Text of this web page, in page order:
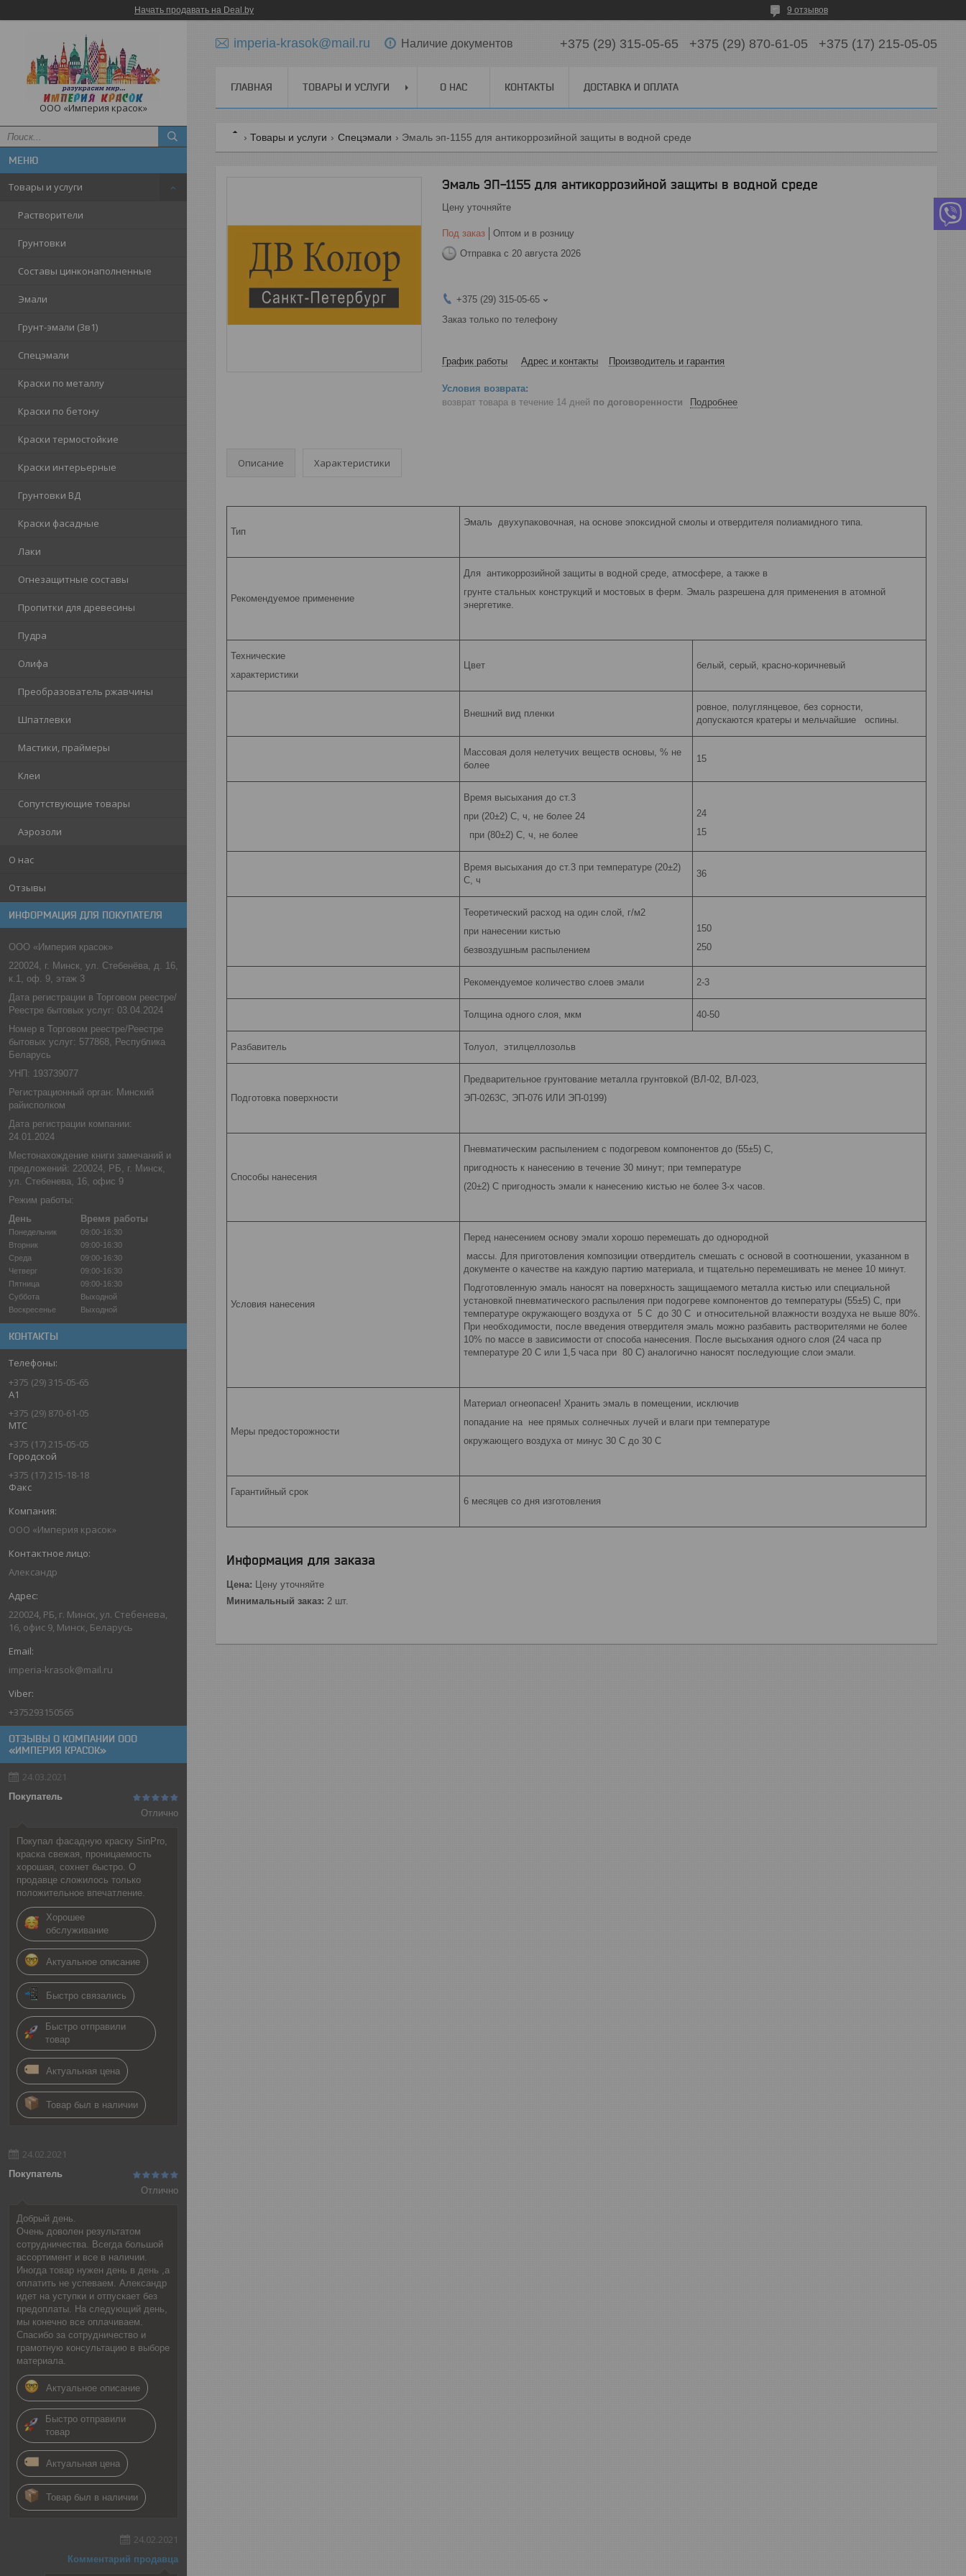
Начать продавать на Deal.by 9 отзывов
ООО «Империя красок»
Товары и услуги
Растворители
Грунтовки
Составы цинконаполненные
Эмали
Грунт-эмали (3в1)
Спецэмали
Краски по металлу
Краски по бетону
Краски термостойкие
Краски интерьерные
Грунтовки ВД
Краски фасадные
Лаки
Огнезащитные составы
Пропитки для древесины
Пудра
Олифа
Преобразователь ржавчины
Шпатлевки
Мастики, праймеры
Клеи
Сопутствующие товары
Аэрозоли
О нас
Отзывы
ИНФОРМАЦИЯ ДЛЯ ПОКУПАТЕЛЯ
ООО «Империя красок»
220024, г. Минск, ул. Стебенёва, д. 16,
к.1, оф. 9, этаж 3
Дата регистрации в Торговом реестре/
Реестре бытовых услуг: 03.04.2024
Номер в Торговом реестре/Реестре
бытовых услуг: 577868, Республика
Беларусь
УНП: 193739077
Регистрационный орган: Минский
райисполком
Дата регистрации компании:
24.01.2024
Местонахождение книги замечаний и
предложений: 220024, РБ, г. Минск,
ул. Стебенева, 16, офис 9
Режим работы:
День
Время работы
Понедельник
09:00-16:30
Вторник
09:00-16:30
Среда
09:00-16:30
Четверг
09:00-16:30
Пятница
09:00-16:30
Суббота
Выходной
Воскресенье
Выходной
КОНТАКТЫ
+375 (29) 315-05-65
А1
+375 (29) 870-61-05
МТС
+375 (17) 215-05-05
Городской
+375 (17) 215-18-18
Факс
ООО «Империя красок»
Александр
220024, РБ, г. Минск, ул. Стебенева,
16, офис 9, Минск, Беларусь
imperia-krasok@mail.ru
+375293150565
ОТЗЫВЫ О КОМПАНИИ ООО
«ИМПЕРИЯ КРАСОК»
24.03.2021
Покупатель
Отлично
Покупал фасадную краску SinPro,
краска свежая, проницаемость
хорошая, сохнет быстро. О
продавце сложилось только
положительное впечатление.
Хорошее
обслуживание
Актуальное описание
Быстро связались
Быстро отправили
товар
Актуальная цена
Товар был в наличии
24.02.2021
Покупатель
Отлично
Добрый день.
Очень доволен результатом
сотрудничества. Всегда большой
ассортимент и все в наличии.
Иногда товар нужен день в день ,а
оплатить не успеваем. Александр
идет на уступки и отпускает без
предоплаты. На следующий день,
мы конечно все оплачиваем.
Спасибо за сотрудничество и
грамотную консультацию в выборе
материала.
Актуальное описание
Быстро отправили
товар
Актуальная цена
Товар был в наличии
24.02.2021
Комментарий продавца
imperia-krasok@mail.ru Наличие документов +375 (29) 315-05-65 +375 (29) 870-61-05 +375 (17) 215-05-05
ГЛАВНАЯ ТОВАРЫ И УСЛУГИ О НАС КОНТАКТЫ ДОСТАВКА И ОПЛАТА
Товары и услуги Спецэмали Эмаль эп-1155 для антикоррозийной защиты в водной среде
Эмаль ЭП-1155 для антикоррозийной защиты в водной среде
Цену уточняйте
Под заказ
Оптом и в розницу
Отправка с 20 августа 2026
+375 (29) 315-05-65
Заказ только по телефону
График работы Адрес и контакты Производитель и гарантия
возврат товара в течение 14 дней по договоренности Подробнее
Описание Характеристики
Тип
Эмаль двухупаковочная, на основе эпоксидной смолы и отвердителя полиамидного типа.
Рекомендуемое применение
Для антикоррозийной защиты в водной среде, атмосфере, а также в
грунте стальных конструкций и мостовых в ферм. Эмаль разрешена для применения в атомной
энергетике.
Технические
характеристики
Цвет белый, серый, красно-коричневый
Внешний вид пленки
ровное, полуглянцевое, без сорности,
допускаются кратеры и мельчайшие оспины.
Массовая доля нелетучих веществ основы, % не
более
15
Время высыхания до ст.3
при (20±2) С, ч, не более 24
при (80±2) С, ч, не более
24
15
Время высыхания до ст.3 при температуре (20±2)
С, ч
36
Теоретический расход на один слой, г/м2
при нанесении кистью
безвоздушным распылением
150
250
Рекомендуемое количество слоев эмали 2-3
Толщина одного слоя, мкм 40-50
Разбавитель Толуол, этилцеллозольв
Подготовка поверхности
Предварительное грунтование металла грунтовкой (ВЛ-02, ВЛ-023,
ЭП-0263С, ЭП-076 ИЛИ ЭП-0199)
Способы нанесения
Пневматическим распылением с подогревом компонентов до (55±5) С,
пригодность к нанесению в течение 30 минут; при температуре
(20±2) С пригодность эмали к нанесению кистью не более 3-х часов.
Условия нанесения
Перед нанесением основу эмали хорошо перемешать до однородной
массы. Для приготовления композиции отвердитель смешать с основой в соотношении, указанном в
документе о качестве на каждую партию материала, и тщательно перемешивать не менее 10 минут.
Подготовленную эмаль наносят на поверхность защищаемого металла кистью или специальной
установкой пневматического распыления при подогреве компонентов до температуры (55±5) С, при
температуре окружающего воздуха от 5 С до 30 С и относительной влажности воздуха не выше 80%.
При необходимости, после введения отвердителя эмаль можно разбавить растворителями не более
10% по массе в зависимости от способа нанесения. После высыхания одного слоя (24 часа пр
температуре 20 С или 1,5 часа при 80 С) аналогично наносят последующие слои эмали.
Меры предосторожности
Материал огнеопасен! Хранить эмаль в помещении, исключив
попадание на нее прямых солнечных лучей и влаги при температуре
окружающего воздуха от минус 30 С до 30 С
Гарантийный срок
6 месяцев со дня изготовления
Информация для заказа
Цена: Цену уточняйте
Минимальный заказ: 2 шт.